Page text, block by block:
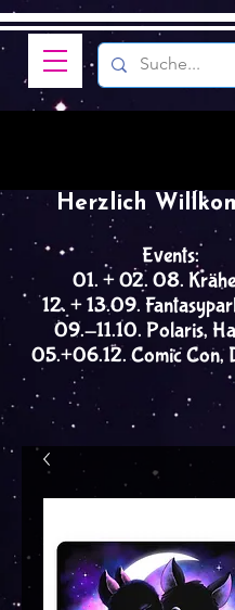
Events:
01. + 02. 08.
12. + 13.09.
09.-11.10. Polaris,
05.+06.12. Comic Con,
Herzlich